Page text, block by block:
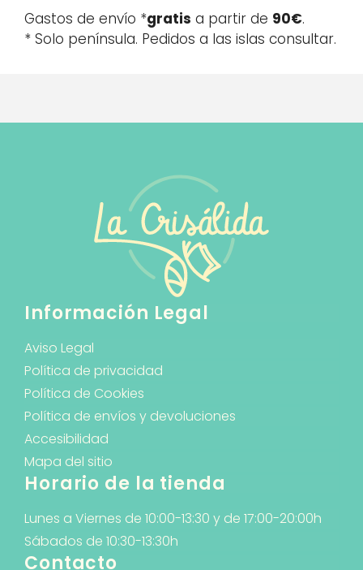
Gastos de envío *gratis a partir de 90€.
* Solo península. Pedidos a las islas consultar.
Información Legal
Aviso Legal
Política de privacidad
Política de Cookies
Política de envíos y devoluciones
Accesibilidad
Mapa del sitio
Horario de la tienda
Lunes a Viernes de 10:00-13:30 y de 17:00-20:00h
Sábados de 10:30-13:30h
Contacto